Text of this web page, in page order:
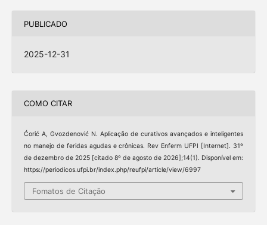
PUBLICADO
2025-12-31
COMO CITAR
Ćorić A, Gvozdenović N. Aplicação de curativos avançados e inteligentes
no manejo de feridas agudas e crônicas. Rev Enferm UFPI [Internet]. 31º
de dezembro de 2025 [citado 8º de agosto de 2026];14(1). Disponível em:
https://periodicos.ufpi.br/index.php/reufpi/article/view/6997
Fomatos de Citação